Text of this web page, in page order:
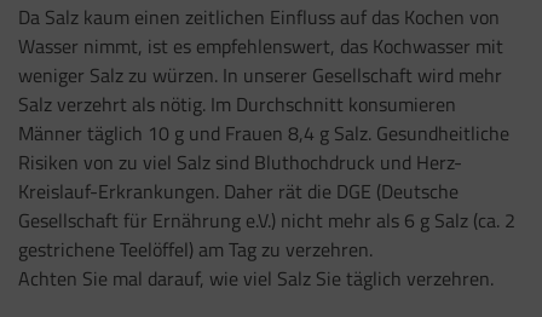
Da Salz kaum einen zeitlichen Einfluss auf das Kochen von
Wasser nimmt, ist es empfehlenswert, das Kochwasser mit
weniger Salz zu würzen. In unserer Gesellschaft wird mehr
Salz verzehrt als nötig. Im Durchschnitt konsumieren
Männer täglich 10 g und Frauen 8,4 g Salz. Gesundheitliche
Risiken von zu viel Salz sind Bluthochdruck und Herz-
Kreislauf-Erkrankungen. Daher rät die DGE (Deutsche
Gesellschaft für Ernährung e.V.) nicht mehr als 6 g Salz (ca. 2
gestrichene Teelöffel) am Tag zu verzehren.
Achten Sie mal darauf, wie viel Salz Sie täglich verzehren.